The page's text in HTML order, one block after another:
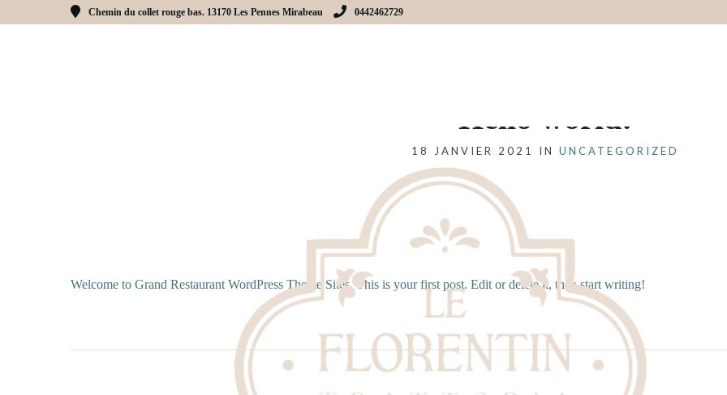
Chemin du collet rouge bas. 13170 Les Pennes Mirabeau 0442462729
Hello world!
18 JANVIER 2021 IN UNCATEGORIZED
Welcome to Grand Restaurant WordPress Theme Sites. This is your first post. Edit or delete it, then start writing!